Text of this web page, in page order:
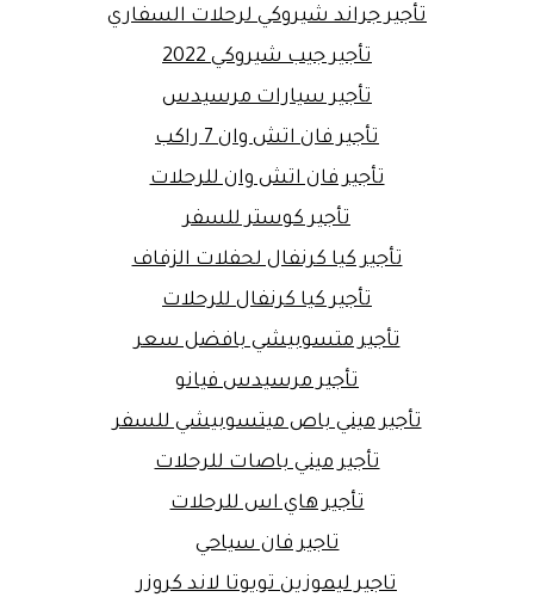
تأجير جراند شيروكي لرحلات السفاري
تأجير جيب شيروكي 2022
تأجير سيارات مرسيدس
تأجير فان اتش وان 7 راكب
تأجير فان اتش وان للرحلات
تأجير كوستر للسفر
تأجير كيا كرنفال لحفلات الزفاف
تأجير كيا كرنفال للرحلات
تأجير متسوبيشي بافضل سعر
تأجير مرسيدس فيانو
تأجير ميني باص ميتسوبيشي للسفر
تأجير ميني باصات للرحلات
تأجير هاي اس للرحلات
تاجير فان سياحي
تاجير ليموزين تويوتا لاند كروزر